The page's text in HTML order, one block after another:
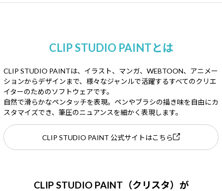
CLIP STUDIO PAINTとは
CLIP STUDIO PAINTは、イラスト、マンガ、WEBTOON、アニメー
ションからデザインまで、 様々なジャンルで活躍するすべてのクリエ
イターのためのソフトウェアです。
自然で滑らかなペンタッチを表現。ペンやブラシの描き味を自由にカ
スタマイズでき、筆圧のニュアンスを細かく表現します。
CLIP STUDIO PAINT 公式サイトはこちら
CLIP STUDIO PAINT（クリスタ）が